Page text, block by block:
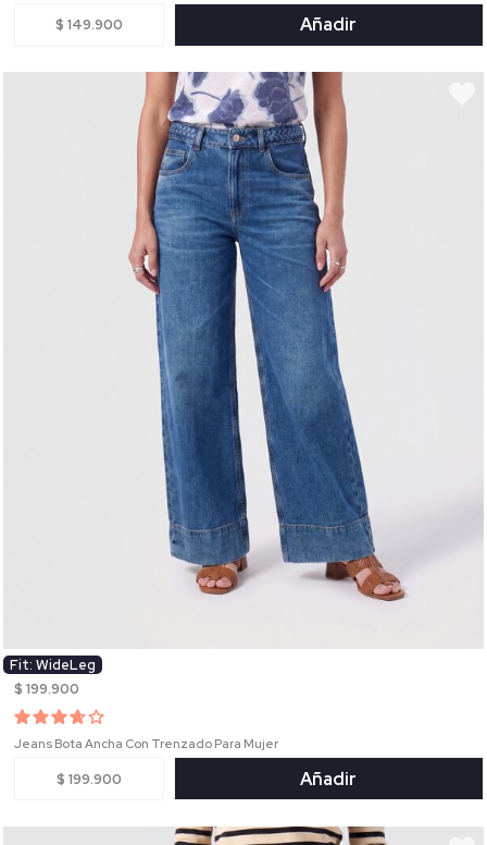
$ 149.900 Añadir
Fit: WideLeg
$ 199.900
Jeans Bota Ancha Con Trenzado Para Mujer
$ 199.900 Añadir